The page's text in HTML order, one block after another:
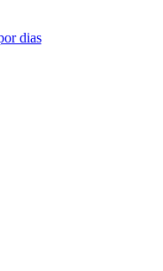
dias